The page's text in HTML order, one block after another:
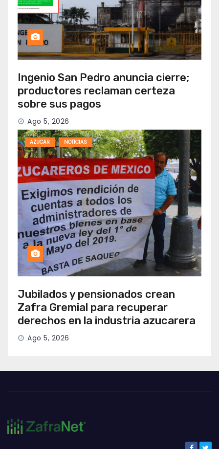
Ingenio San Pedro anuncia cierre;
productores reclaman certeza
sobre sus pagos
Ago 5, 2026
AZUCAR NOTICIAS
Jubilados y pensionados crean
Zafra Gremial para recuperar
derechos en la industria azucarera
Ago 5, 2026